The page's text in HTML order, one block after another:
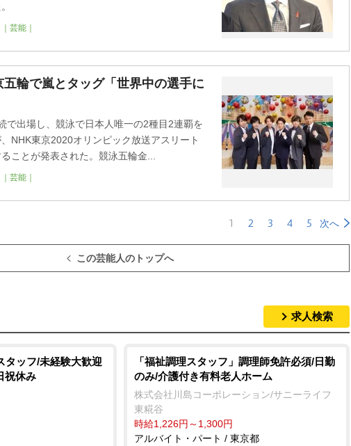
｜芸能｜
輪で嵐とタッグ「世界中の選手に
で出場し、競泳で日本人唯一の2種目2連覇を
NHK東京2020オリンピック放送アスリート
ことが発表された。競泳五輪金...
｜芸能｜
1 2 3 4 5 次へ
この芸能人のトップへ
求人検索
タッフ/未経験大歓迎
祝休み
「福祉調理スタッフ」調理師免許必須/日勤
のみ/介護付き有料老人ホーム
株式会社川島コーポレーション/サニーライフ
東糀谷
時給1,226円～1,300円
アルバイト・パート / 東京都